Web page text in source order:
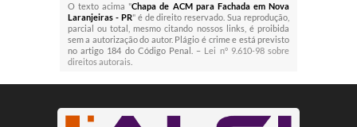
O texto acima "Chapa de ACM para Fachada em Nova
Laranjeiras - PR" é de direito reservado. Sua reprodução,
parcial ou total, mesmo citando nossos links, é proibida
sem a autorização do autor. Plágio é crime e está previsto
no artigo 184 do Código Penal. – Lei n° 9.610-98 sobre
direitos autorais.